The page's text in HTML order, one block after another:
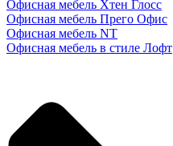
Офисная мебель Хтен Глосс
Офисная мебель Прего Офис
Офисная мебель NT
Офисная мебель в стиле Лофт